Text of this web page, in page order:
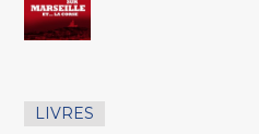
LIVRES